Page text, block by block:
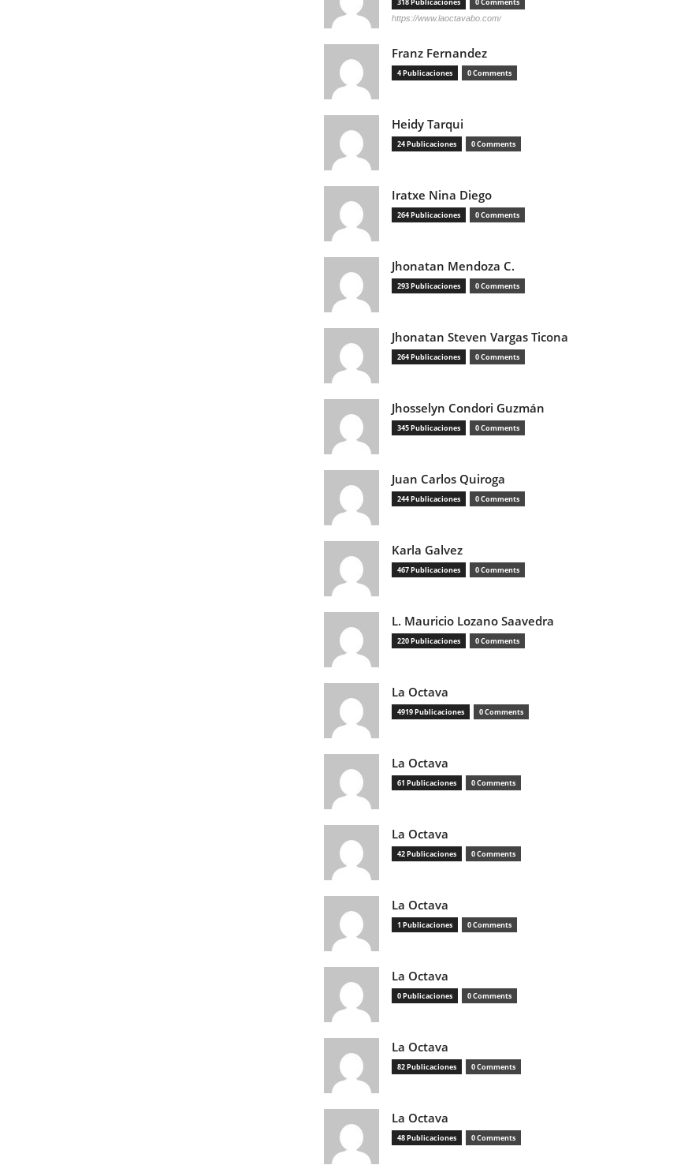
https://www.laoctavabo.com/
Franz Fernandez
4 Publicaciones 0 Comments
Heidy Tarqui
24 Publicaciones 0 Comments
Iratxe Nina Diego
264 Publicaciones 0 Comments
Jhonatan Mendoza C.
293 Publicaciones 0 Comments
Jhonatan Steven Vargas Ticona
264 Publicaciones 0 Comments
Jhosselyn Condori Guzmán
345 Publicaciones 0 Comments
Juan Carlos Quiroga
244 Publicaciones 0 Comments
Karla Galvez
467 Publicaciones 0 Comments
L. Mauricio Lozano Saavedra
220 Publicaciones 0 Comments
La Octava
4919 Publicaciones 0 Comments
La Octava
61 Publicaciones 0 Comments
La Octava
42 Publicaciones 0 Comments
La Octava
1 Publicaciones 0 Comments
La Octava
0 Publicaciones 0 Comments
La Octava
82 Publicaciones 0 Comments
La Octava
48 Publicaciones 0 Comments